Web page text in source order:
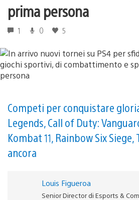
prima persona
1 0 5
Competi per conquistare
Legends, Call of Duty:
Kombat 11, Rainbow Six
ancora
Louis Figueroa
Senior Director di Esports &